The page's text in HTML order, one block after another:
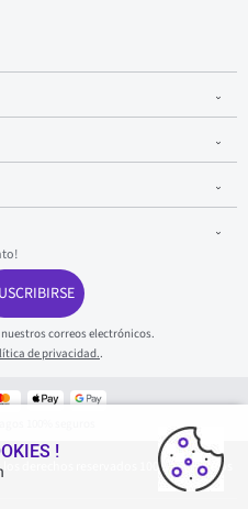
correos electrónicos.
de privacidad..
derechos reservados 1001Neumaticos
!